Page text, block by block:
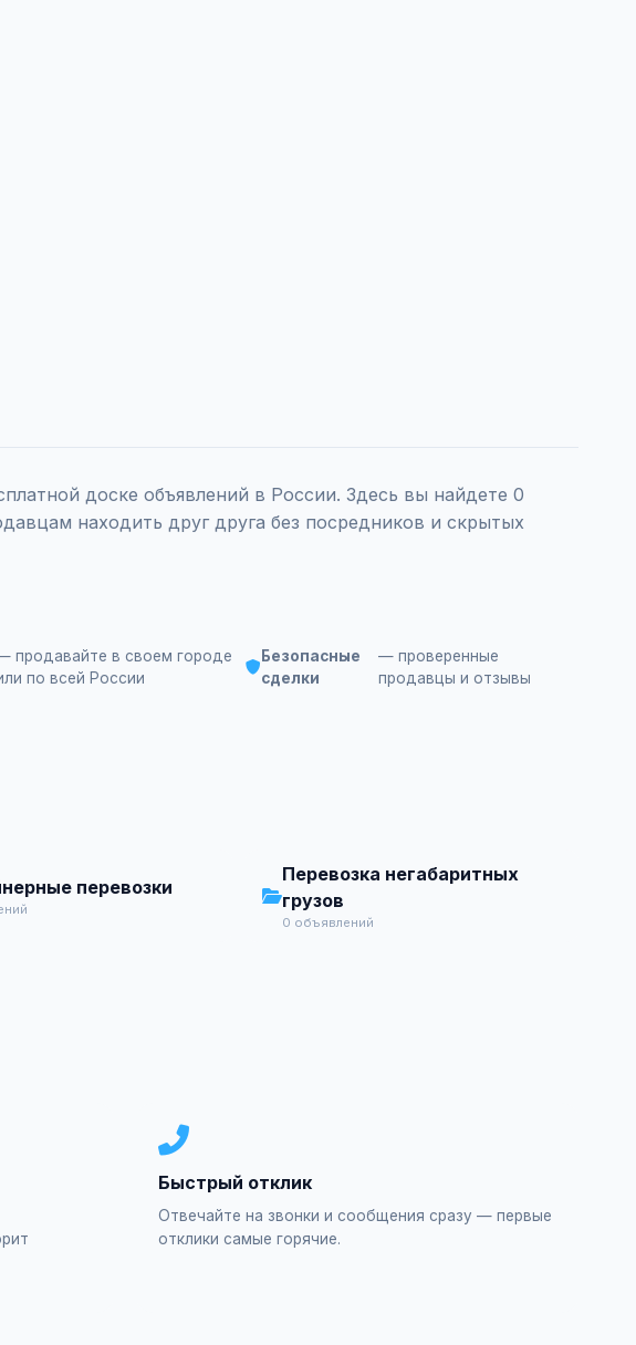
доске объявлений в России. Здесь вы найдете 0
находить друг друга без посредников и скрытых
продавайте в своем городе
по всей России
Безопасные
сделки
— проверенные
продавцы и отзывы
перевозки
Перевозка негабаритных
грузов
0 объявлений
Быстрый отклик
Отвечайте на звонки и сообщения сразу — первые
отклики самые горячие.